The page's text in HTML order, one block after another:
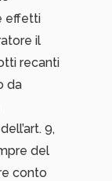
effetti
il
recanti
da
9,
del
conto